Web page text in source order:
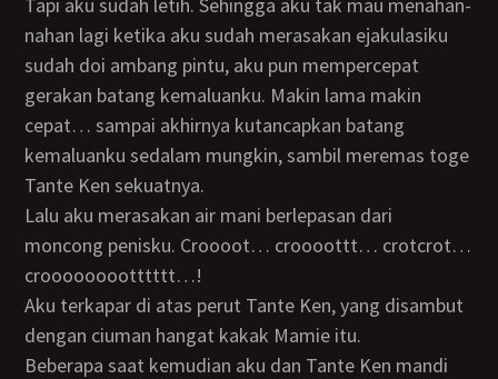
nahan lagi ketika aku sudah merasakan ejakulasiku
sudah doi ambang pintu, aku pun mempercepat
gerakan batang kemaluanku. Makin lama makin
cepat… sampai akhirnya kutancapkan batang
kemaluanku sedalam mungkin, sambil meremas toge
Tante Ken sekuatnya.
Lalu aku merasakan air mani berlepasan dari
moncong penisku. Croooot… croooottt… crotcrot…
crooooooootttttt…!
Aku terkapar di atas perut Tante Ken, yang disambut
dengan ciuman hangat kakak Mamie itu.
Beberapa saat kemudian aku dan Tante Ken mandi